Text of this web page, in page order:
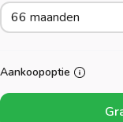
66 maanden
Aankoopoptie